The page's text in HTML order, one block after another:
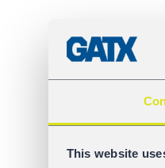
This website